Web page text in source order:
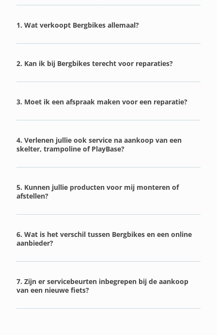
1. Wat verkoopt Bergbikes allemaal?
2. Kan ik bij Bergbikes terecht voor reparaties?
3. Moet ik een afspraak maken voor een reparatie?
4. Verlenen jullie ook service na aankoop van een
skelter, trampoline of PlayBase?
5. Kunnen jullie producten voor mij monteren of
afstellen?
6. Wat is het verschil tussen Bergbikes en een online
aanbieder?
7. Zijn er servicebeurten inbegrepen bij de aankoop
van een nieuwe fiets?